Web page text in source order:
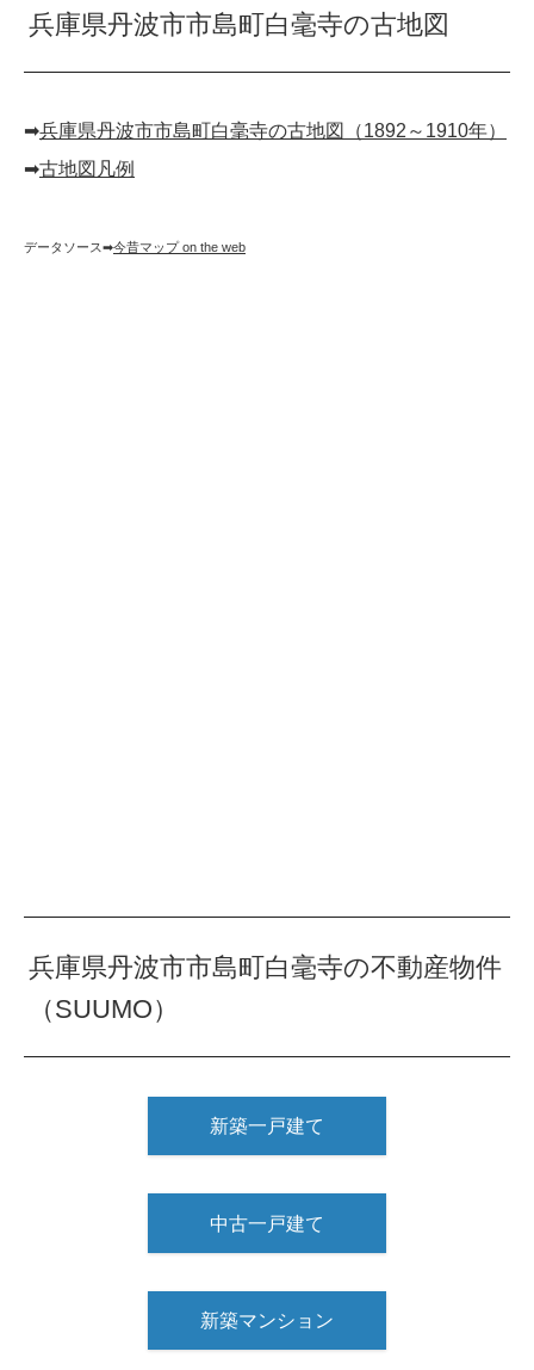
兵庫県丹波市市島町白毫寺の古地図
➡︎兵庫県丹波市市島町白毫寺の古地図（1892～1910年）
➡︎古地図凡例
データソース➡︎今昔マップ on the web
兵庫県丹波市市島町白毫寺の不動産物件
（SUUMO）
新築一戸建て
中古一戸建て
新築マンション